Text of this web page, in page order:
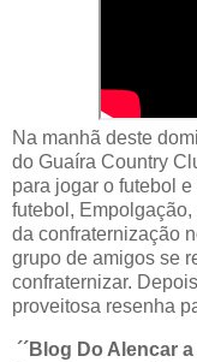
Na manhã deste
do Guaíra Country
para jogar o futebol
futebol,
da confraternização
grupo de amigos se
confraternizar.
proveitosa resenha
´´Blog Do Alencar